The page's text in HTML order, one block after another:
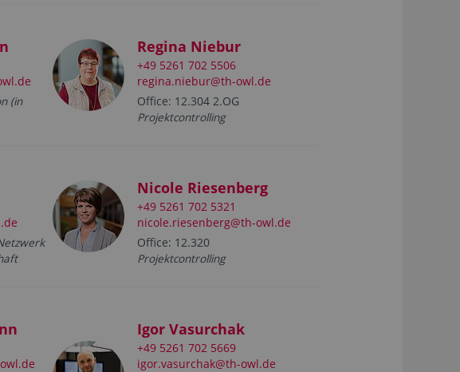
(in
Regina Niebur
+49 5261 702 5506
regina.niebur@th-owl.de
Office: 12.304 2.OG
Projektcontrolling
Nicole Riesenberg
+49 5261 702 5321
nicole.riesenberg@th-owl.de
Office: 12.320
Projektcontrolling
Igor Vasurchak
+49 5261 702 5669
igor.vasurchak@th-owl.de